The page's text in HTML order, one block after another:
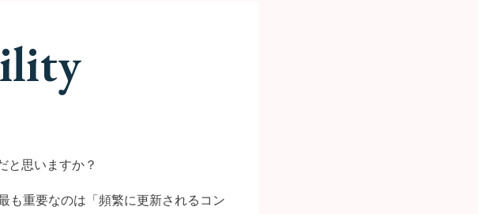
と思いますか？
も重要なのは「頻繁に更新されるコン